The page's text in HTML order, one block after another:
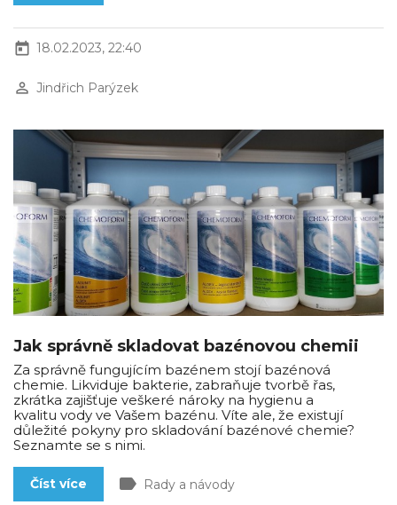
today 18.02.2023, 22:40
perm_identity Jindřich Parýzek
Jak správně skladovat bazénovou chemii
Za správně fungujícím bazénem stojí bazénová
chemie. Likviduje bakterie, zabraňuje tvorbě řas,
zkrátka zajišťuje veškeré nároky na hygienu a
kvalitu vody ve Vašem bazénu. Víte ale, že existují
důležité pokyny pro skladování bazénové chemie?
Seznamte se s nimi.
Číst více label Rady a návody